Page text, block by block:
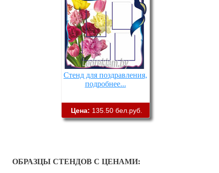
Стенд для поздравления,
подробнее...
Цена: 135.50 бел.руб.
ОБРАЗЦЫ СТЕНДОВ С ЦЕНАМИ: